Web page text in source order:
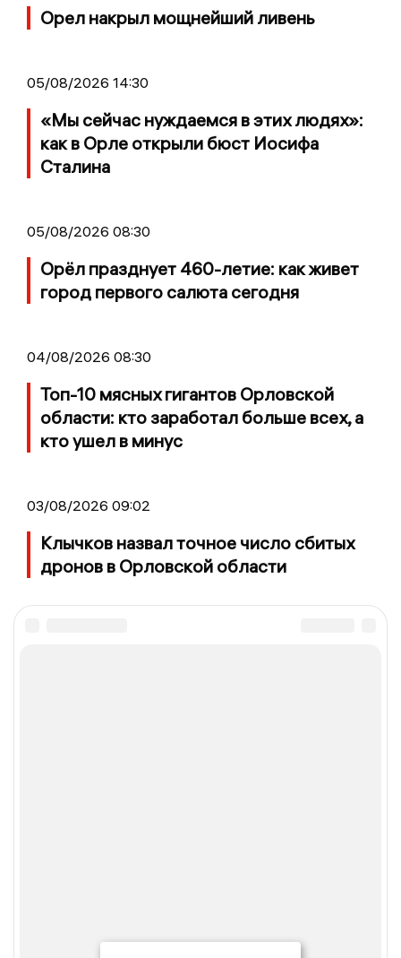
Орел накрыл мощнейший ливень
05/08/2026 14:30
«Мы сейчас нуждаемся в этих людях»:
как в Орле открыли бюст Иосифа
Сталина
05/08/2026 08:30
Орёл празднует 460-летие: как живет
город первого салюта сегодня
04/08/2026 08:30
Топ-10 мясных гигантов Орловской
области: кто заработал больше всех, а
кто ушел в минус
03/08/2026 09:02
Клычков назвал точное число сбитых
дронов в Орловской области